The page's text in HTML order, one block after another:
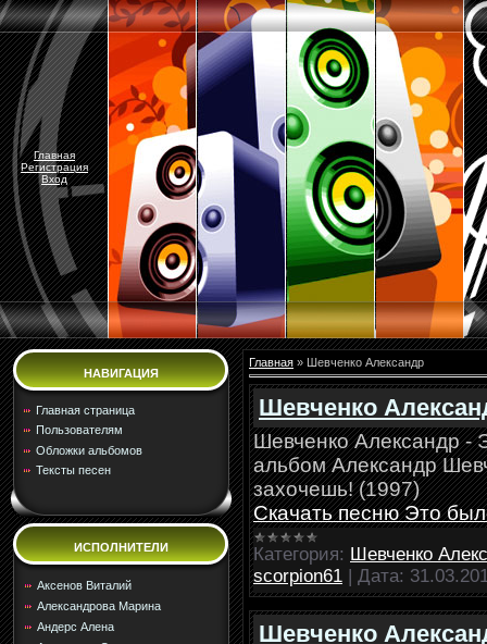
Главная
Регистрация
Вход
НАВИГАЦИЯ
Главная страница
Пользователям
Обложки альбомов
Тексты песен
ИСПОЛНИТЕЛИ
Аксенов Виталий
Александрова Марина
Андерс Алена
Главная » Шевченко Александр
Шевченко
Шевченко Александр -
альбом Александр
захочешь! (1997)
Скачать песню Это
Категория: Шевченко
scorpion61 | Дата:
Шевченко